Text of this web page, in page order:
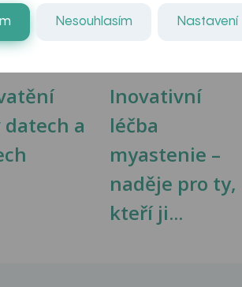
a
Inovativní
léčba
myastenie –
naděje pro ty,
kteří ji...
Nesouhlasím Nastavení